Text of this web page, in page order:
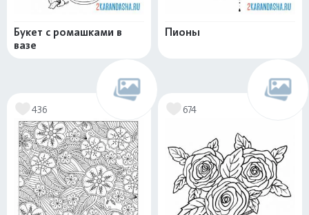
Букет с ромашками в
вазе
Пионы
436 674